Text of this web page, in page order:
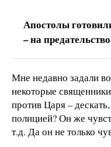
Апостолы
– на предательство
Мне недавно задали
некоторые
против Царя –
полицией? Он же
т.д. Да он не только